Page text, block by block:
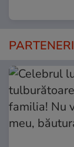
PARTENERI